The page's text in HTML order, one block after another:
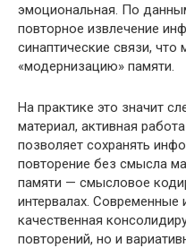
эмоциональная. По
повторное извлечение
синаптические связи,
«модернизацию» памяти.
На практике это значит
материал, активная
позволяет сохранять
повторение без смысла
памяти — смысловое
интервалах.
качественная
повторений, но и